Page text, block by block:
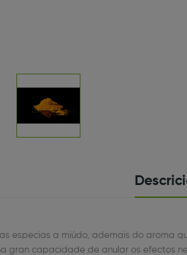
especias a miúdo, ademais do aroma
gran capacidade de anular os efectos